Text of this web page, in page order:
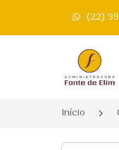
(22)
Página
Início